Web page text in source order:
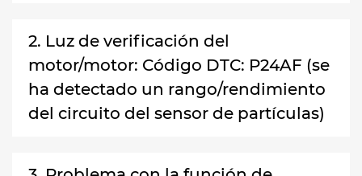
2. Luz de verificación del
motor/motor: Código DTC: P24AF (se
ha detectado un rango/rendimiento
del circuito del sensor de partículas)